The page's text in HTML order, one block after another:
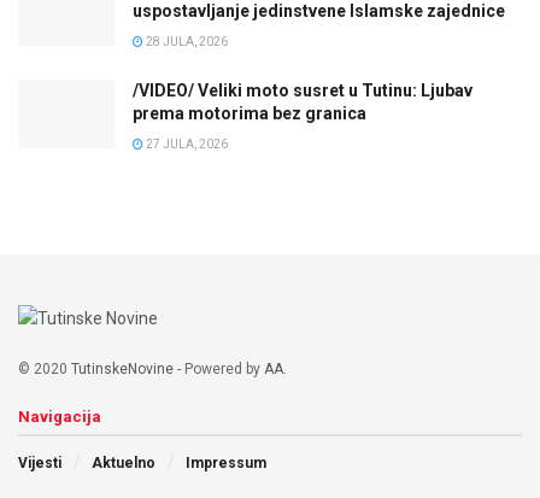
uspostavljanje jedinstvene Islamske zajednice
28 JULA, 2026
/VIDEO/ Veliki moto susret u Tutinu: Ljubav
prema motorima bez granica
27 JULA, 2026
© 2020 TutinskeNovine - Powered by AA
Navigacija
Vijesti Aktuelno Impressum